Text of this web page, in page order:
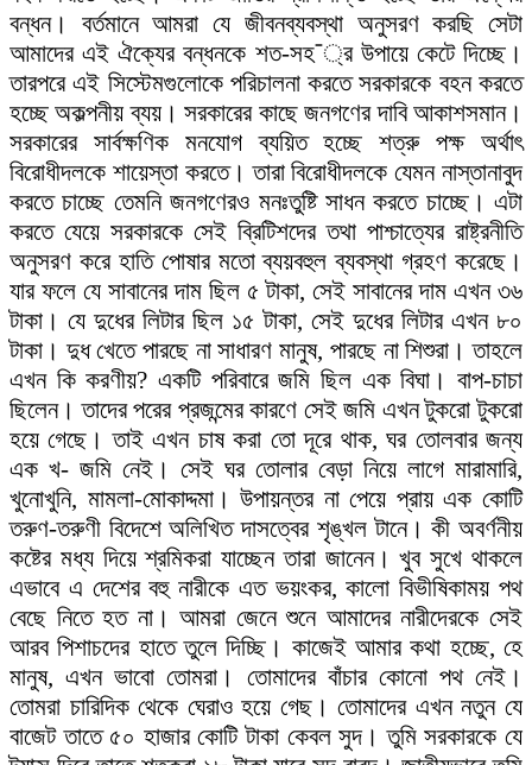
বন্ধন। বর্তমানে আমরা যে জীবনব্যবস্থা অনুসরণ করছি সেটা
আমাদের এই ঐক্যের বন্ধনকে শত-সহ¯্র উপায়ে কেটে দিচ্ছে।
তারপরে এই সিস্টেমগুলোকে পরিচালনা করতে সরকারকে বহন করতে
হচ্ছে অকল্পনীয় ব্যয়। সরকারের কাছে জনগণের দাবি আকাশসমান।
সরকারের সার্বক্ষণিক মনযোগ ব্যয়িত হচ্ছে শত্রু পক্ষ অর্থাৎ
বিরোধীদলকে শায়েস্তা করতে। তারা বিরোধীদলকে যেমন নাস্তানাবুদ
করতে চাচ্ছে তেমনি জনগণেরও মনঃতুষ্টি সাধন করতে চাচ্ছে। এটা
করতে যেয়ে সরকারকে সেই ব্রিটিশদের তথা পাশ্চাত্যের রাষ্ট্রনীতি
অনুসরণ করে হাতি পোষার মতো ব্যয়বহুল ব্যবস্থা গ্রহণ করেছে।
যার ফলে যে সাবানের দাম ছিল ৫ টাকা, সেই সাবানের দাম এখন ৩৬
টাকা। যে দুধের লিটার ছিল ১৫ টাকা, সেই দুধের লিটার এখন ৮০
টাকা। দুধ খেতে পারছে না সাধারণ মানুষ, পারছে না শিশুরা। তাহলে
এখন কি করণীয়? একটি পরিবারে জমি ছিল এক বিঘা। বাপ-চাচা
ছিলেন। তাদের পরের প্রজন্মের কারণে সেই জমি এখন টুকরো টুকরো
হয়ে গেছে। তাই এখন চাষ করা তো দূরে থাক, ঘর তোলবার জন্য
এক খ- জমি নেই। সেই ঘর তোলার বেড়া নিয়ে লাগে মারামারি,
খুনোখুনি, মামলা-মোকাদ্দমা। উপায়ন্তর না পেয়ে প্রায় এক কোটি
তরুণ-তরুণী বিদেশে অলিখিত দাসত্বের শৃঙ্খল টানে। কী অবর্ণনীয়
কষ্টের মধ্য দিয়ে শ্রমিকরা যাচ্ছেন তারা জানেন। খুব সুখে থাকলে
এভাবে এ দেশের বহু নারীকে এত ভয়ংকর, কালো বিভীষিকাময় পথ
বেছে নিতে হত না। আমরা জেনে শুনে আমাদের নারীদেরকে সেই
আরব পিশাচদের হাতে তুলে দিচ্ছি। কাজেই আমার কথা হচ্ছে, হে
মানুষ, এখন ভাবো তোমরা। তোমাদের বাঁচার কোনো পথ নেই।
তোমরা চারিদিক থেকে ঘেরাও হয়ে গেছ। তোমাদের এখন নতুন যে
বাজেট তাতে ৫০ হাজার কোটি টাকা কেবল সুদ। তুমি সরকারকে যে